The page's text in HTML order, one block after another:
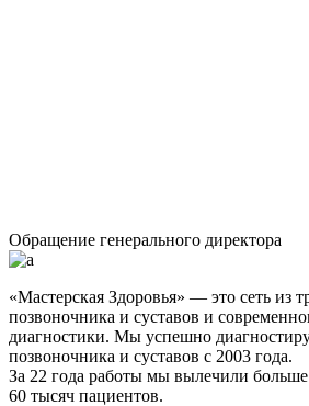
Обращение генерального директора
«Мастерская Здоровья» — это сеть из
позвоночника и суставов и
диагностики. Мы успешно
позвоночника и суставов с 2003 года.
За 22 года работы мы вылечили больше
60 тысяч пациентов.